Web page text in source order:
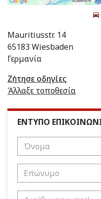
Mauritiusstr. 14
65183 Wiesbaden
Γερμανία
Ζήτησε οδηγίες
Άλλαξε τοποθεσία
ΕΝΤΥΠΟ